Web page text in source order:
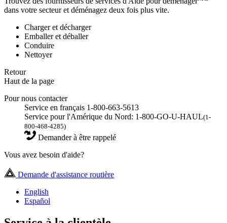
dans votre secteur et déménagez deux fois plus vite.
Charger et décharger
Emballer et déballer
Conduire
Nettoyer
Retour
Haut de la page
Pour nous contacter
Service en français 1-800-663-5613
Service pour l'Amérique du Nord: 1-800-GO-U-HAUL(1-
800-468-4285)
Demander à être rappelé
Vous avez besoin d'aide?
Demande d'assistance routière
English
Español